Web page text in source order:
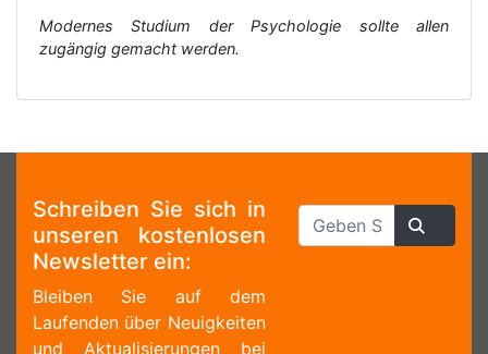
Modernes Studium der Psychologie sollte allen
zugängig gemacht werden.
Schreiben Sie sich in
unseren kostenlosen
Newsletter ein:
Bleiben Sie auf dem
Laufenden über Neuigkeiten
und Aktualisierungen bei